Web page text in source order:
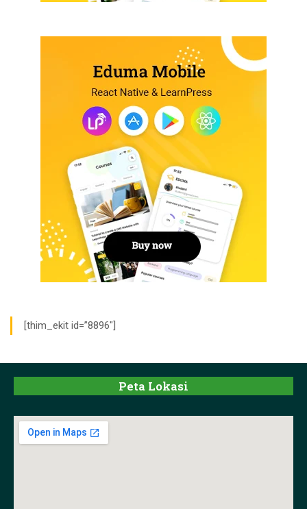
[thim_ekit id=”8896″]
Peta Lokasi